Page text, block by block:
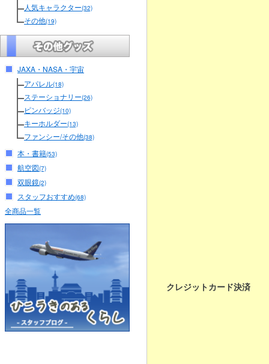
人気キャラクター(32)
その他(19)
JAXA・NASA・宇宙
アパレル(18)
ステーショナリー(26)
ピンバッジ(10)
キーホルダー(13)
ファンシー/その他(38)
本・書籍(53)
航空図(7)
双眼鏡(2)
スタッフおすすめ(68)
全商品一覧
クレジットカード決済